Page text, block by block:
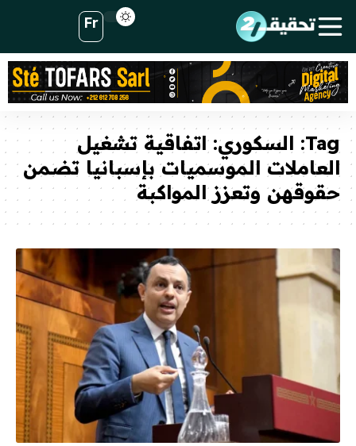
Fr
Tag: السكوري: اتفاقية تشغيل
العاملات الموسميات بإسبانيا تضمن
حقوقهن وتعزز المواكبة